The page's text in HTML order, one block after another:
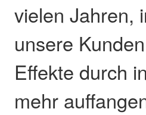
vielen Jahren,
unsere
Effekte durch
mehr